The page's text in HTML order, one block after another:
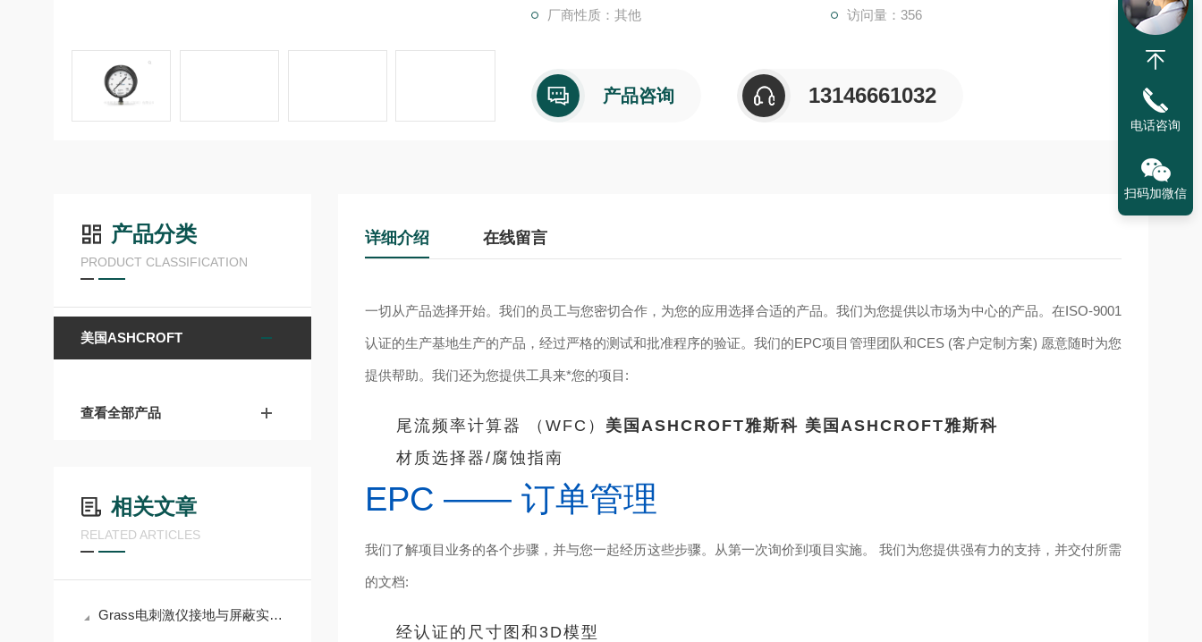
厂商性质：其他 访问量：356
产品咨询 13146661032
产品分类
PRODUCT CLASSIFICATION
美国ASHCROFT
查看全部产品
相关文章
RELATED ARTICLES
Grass电刺激仪接地与屏蔽实操技巧
详细介绍 在线留言
一切从产品选择开始。我们的员工与您密切合作，为您的应用选择合适的产品。我们为您提供以市场为中心的产品。在ISO-9001
认证的生产基地生产的产品，经过严格的测试和批准程序的验证。我们的EPC项目管理团队和CES (客户定制方案) 愿意随时为您
提供帮助。我们还为您提供工具来*您的项目:
尾流频率计算器 （WFC） 美国ASHCROFT雅斯科 美国ASHCROFT雅斯科
材质选择器/腐蚀指南
EPC —— 订单管理
我们了解项目业务的各个步骤，并与您一起经历这些步骤。从第一次询价到项目实施。 我们为您提供强有力的支持，并交付所需
的文档:
经认证的尺寸图和3D模型
电话咨询
扫码加微信